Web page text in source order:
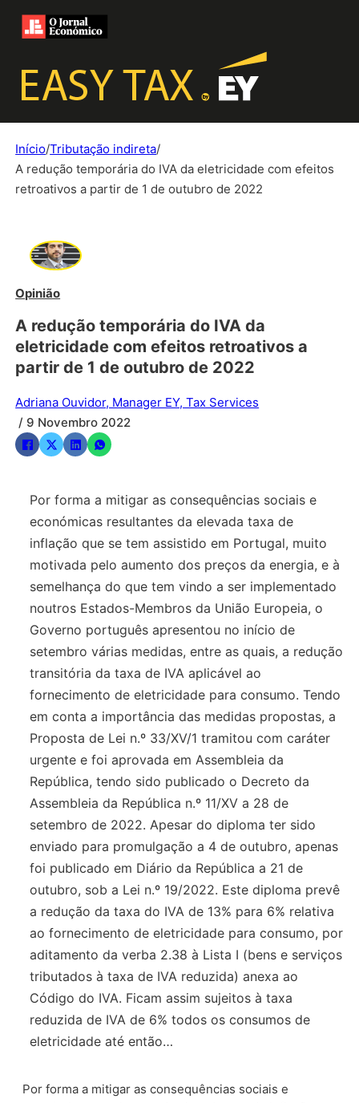
Início/Tributação indireta/
A redução temporária do IVA da eletricidade com efeitos
retroativos a partir de 1 de outubro de 2022
Opinião
A redução temporária do IVA da
eletricidade com efeitos retroativos a
partir de 1 de outubro de 2022
Adriana Ouvidor, Manager EY, Tax Services
/ 9 Novembro 2022
Por forma a mitigar as consequências sociais e
económicas resultantes da elevada taxa de
inflação que se tem assistido em Portugal, muito
motivada pelo aumento dos preços da energia, e à
semelhança do que tem vindo a ser implementado
noutros Estados-Membros da União Europeia, o
Governo português apresentou no início de
setembro várias medidas, entre as quais, a redução
transitória da taxa de IVA aplicável ao
fornecimento de eletricidade para consumo. Tendo
em conta a importância das medidas propostas, a
Proposta de Lei n.º 33/XV/1 tramitou com caráter
urgente e foi aprovada em Assembleia da
República, tendo sido publicado o Decreto da
Assembleia da República n.º 11/XV a 28 de
setembro de 2022. Apesar do diploma ter sido
enviado para promulgação a 4 de outubro, apenas
foi publicado em Diário da República a 21 de
outubro, sob a Lei n.º 19/2022. Este diploma prevê
a redução da taxa do IVA de 13% para 6% relativa
ao fornecimento de eletricidade para consumo, por
aditamento da verba 2.38 à Lista I (bens e serviços
tributados à taxa de IVA reduzida) anexa ao
Código do IVA. Ficam assim sujeitos à taxa
reduzida de IVA de 6% todos os consumos de
eletricidade até então…
Por forma a mitigar as consequências sociais e